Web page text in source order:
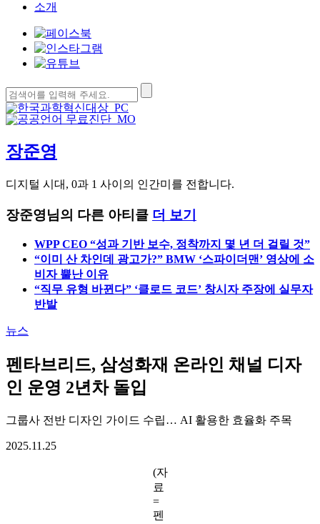
소개
검
색:
장준영
디지털 시대, 0과 1 사이의 인간미를 전합니다.
장준영님의 다른 아티클더 보기
“직무 유형 바뀐다” ‘클로드 코드’ 창시자 주장에 실무자
반발
펜타브리드, 삼성화재 온라인 채널 디자
그룹사 전반 디자인 가이드 수립… AI 활용한 효율화 주목